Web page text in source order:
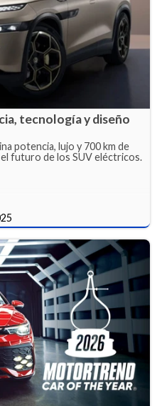
tecnología y diseño
potencia, lujo y 700 km de
futuro de los SUV eléctricos.